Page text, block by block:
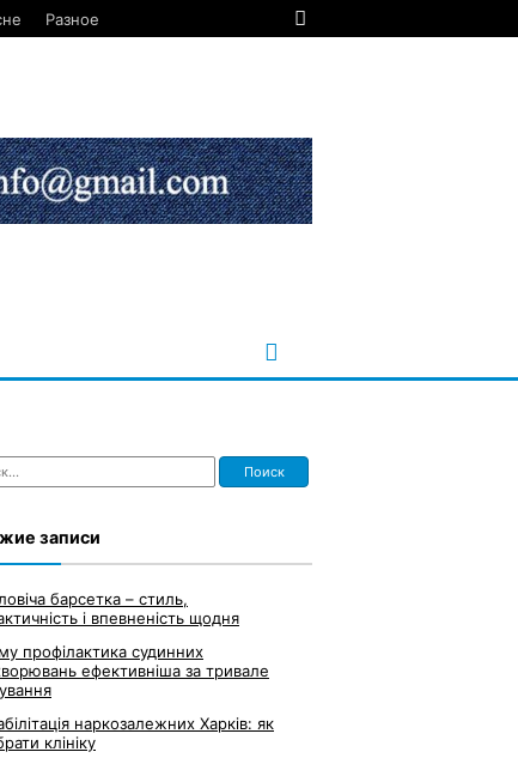
Разное
записи
барсетка – стиль,
і впевненість щодня
профілактика судинних
ефективніша за тривале
наркозалежних Харків: як
клініку